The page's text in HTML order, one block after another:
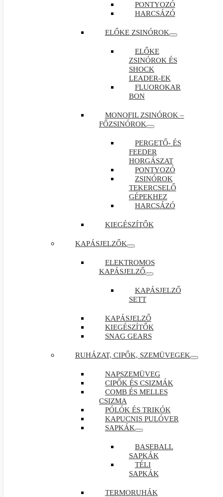
PONTYOZÓ
HARCSÁZÓ
ELŐKE ZSINÓROK
ELŐKE
ZSINÓROK ÉS
SHOCK
LEADER-EK
FLUOROKAR
BON
MONOFIL ZSINÓROK –
FŐZSINÓROK
PERGETŐ- ÉS
FEEDER
HORGÁSZAT
PONTYOZÓ
ZSINÓROK
TEKERCSELŐ
GÉPEKHEZ
HARCSÁZÓ
KIEGÉSZÍTŐK
KAPÁSJELZŐK
ELEKTROMOS
KAPÁSJELZŐ
KAPÁSJELZŐ
SETT
KAPÁSJELZŐ
KIEGÉSZÍTŐK
SNAG GEARS
RUHÁZAT, CIPŐK, SZEMÜVEGEK
NAPSZEMÜVEG
CIPŐK ÉS CSIZMÁK
COMB ÉS MELLES
CSIZMA
PÓLÓK ÉS TRIKÓK
KAPUCNIS PULÓVER
SAPKÁK
BASEBALL
SAPKÁK
TÉLI
SAPKÁK
TERMORUHÁK